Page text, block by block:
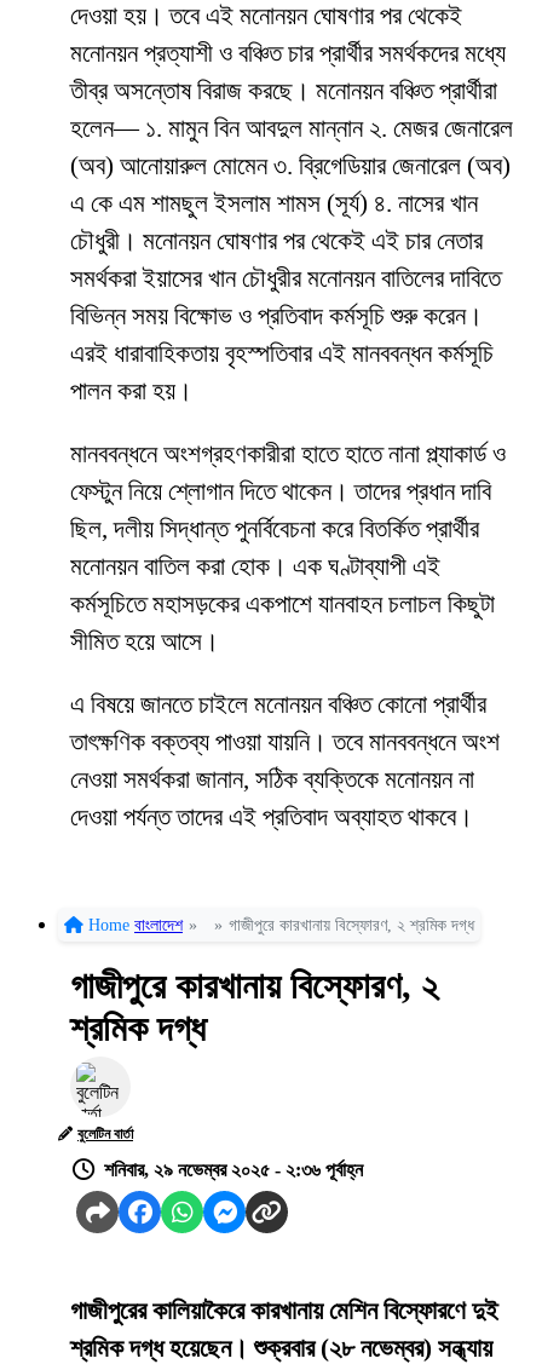
দেওয়া হয়। তবে এই মনোনয়ন ঘোষণার পর থেকেই
মনোনয়ন প্রত্যাশী ও বঞ্চিত চার প্রার্থীর সমর্থকদের মধ্যে
তীব্র অসন্তোষ বিরাজ করছে। মনোনয়ন বঞ্চিত প্রার্থীরা
হলেন— ১. মামুন বিন আবদুল মান্নান ২. মেজর জেনারেল
(অব) আনোয়ারুল মোমেন ৩. ব্রিগেডিয়ার জেনারেল (অব)
এ কে এম শামছুল ইসলাম শামস (সূর্য) ৪. নাসের খান
চৌধুরী। মনোনয়ন ঘোষণার পর থেকেই এই চার নেতার
সমর্থকরা ইয়াসের খান চৌধুরীর মনোনয়ন বাতিলের দাবিতে
বিভিন্ন সময় বিক্ষোভ ও প্রতিবাদ কর্মসূচি শুরু করেন।
এরই ধারাবাহিকতায় বৃহস্পতিবার এই মানববন্ধন কর্মসূচি
পালন করা হয়।
মানববন্ধনে অংশগ্রহণকারীরা হাতে হাতে নানা প্ল্যাকার্ড ও
ফেস্টুন নিয়ে শ্লোগান দিতে থাকেন। তাদের প্রধান দাবি
ছিল, দলীয় সিদ্ধান্ত পুনর্বিবেচনা করে বিতর্কিত প্রার্থীর
মনোনয়ন বাতিল করা হোক। এক ঘণ্টাব্যাপী এই
কর্মসূচিতে মহাসড়কের একপাশে যানবাহন চলাচল কিছুটা
সীমিত হয়ে আসে।
এ বিষয়ে জানতে চাইলে মনোনয়ন বঞ্চিত কোনো প্রার্থীর
তাৎক্ষণিক বক্তব্য পাওয়া যায়নি। তবে মানববন্ধনে অংশ
নেওয়া সমর্থকরা জানান, সঠিক ব্যক্তিকে মনোনয়ন না
দেওয়া পর্যন্ত তাদের এই প্রতিবাদ অব্যাহত থাকবে।
Home বাংলাদেশ » » গাজীপুরে কারখানায় বিস্ফোরণ, ২ শ্রমিক দগ্ধ
গাজীপুরে কারখানায় বিস্ফোরণ, ২
শ্রমিক দগ্ধ
বুলেটিন বার্তা
শনিবার, ২৯ নভেম্বর ২০২৫ - ২:৩৬ পূর্বাহ্ন
গাজীপুরের কালিয়াকৈরে কারখানায় মেশিন বিস্ফোরণে দুই
শ্রমিক দগ্ধ হয়েছেন। শুক্রবার (২৮ নভেম্বর) সন্ধ্যায়